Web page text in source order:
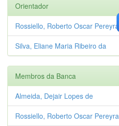
Orientador
Rossiello, Roberto Oscar Pereyra
Silva, Eliane Maria Ribeiro da
Membros da Banca
Almeida, Dejair Lopes de
Rossiello, Roberto Oscar Pereyra